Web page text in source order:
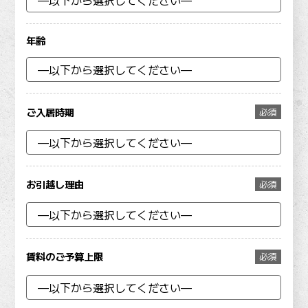
年齢
ご入居時期 必須
お引越し理由 必須
賃料のご予算上限 必須